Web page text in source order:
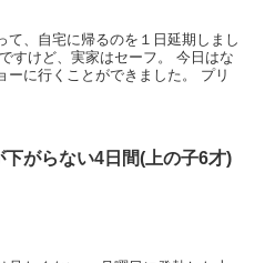
て、自宅に帰るのを１日延期しまし
すけど、実家はセーフ。 今日はな
ーに行くことができました。 プリ
下がらない4日間(上の子6才)